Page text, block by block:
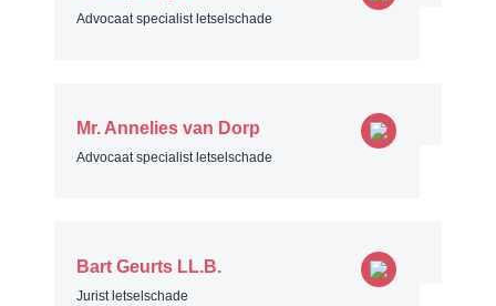
Advocaat specialist letselschade
Mr. Annelies van Dorp
Advocaat specialist letselschade
Bart Geurts LL.B.
Jurist letselschade